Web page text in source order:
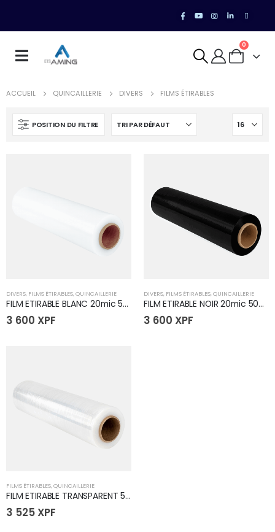
0
ACCUEIL QUINCAILLERIE DIVERS FILMS ÉTIRABLES
POSITION DU FILTRE
DIVERS, FILMS ÉTIRABLES, QUINCAILLERIE
FILM ETIRABLE BLANC 20mic 500mm x 500M
3 600 XPF
DIVERS, FILMS ÉTIRABLES, QUINCAILLERIE
FILM ETIRABLE NOIR 20mic 500mm x 500M
3 600 XPF
FILMS ÉTIRABLES, QUINCAILLERIE
FILM ETIRABLE TRANSPARENT 500mm x 500M
3 525 XPF